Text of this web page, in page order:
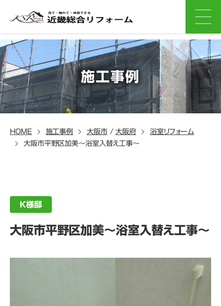
施工事例
HOME 施工事例 大阪市/大阪府
浴室リフォーム
大阪市平野区加美～浴室入替え工事～
K様邸
大阪市平野区加美～浴室入替え工事～